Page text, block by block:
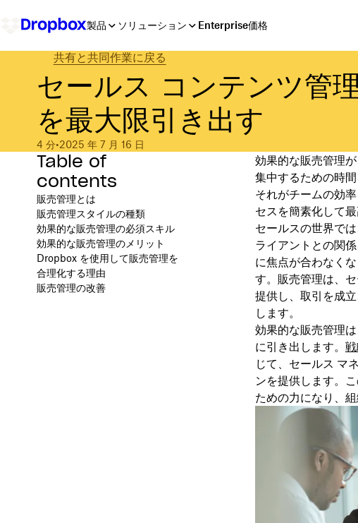
製品 ソリューション Enterprise価格
共有と共同作業に戻る
セールス コンテンツ管
を最大限引き出す
4 分•2025 年 7 月 16 日
Table of
contents
販売管理とは
販売管理スタイルの種類
効果的な販売管理の必須スキル
効果的な販売管理のメリット
Dropbox を使用して販売管理を
合理化する理由
販売管理の改善
効果的な販売管理
集中するための時
それがチームの効
セスを簡素化して
セールスの世界で
ライアントとの関
に焦点が合わなく
す。販売管理は、
提供し、取引を成
します。
効果的な販売管理
に引き出します。
じて、セールス マ
ンを提供します。
ための力になり、